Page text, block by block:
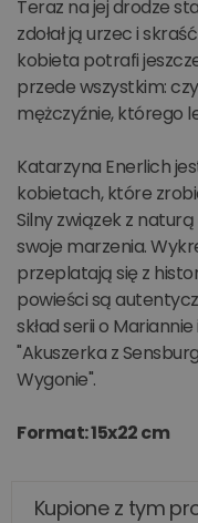
Teraz na jej drodze
zdołał ją urzec i
kobieta potrafi
przede wszystkim:
mężczyźnie, którego
Katarzyna Enerlich
kobietach, które
Silny związek z
swoje marzenia.
przeplatają się z
powieści są
skład serii o
"Akuszerka z
Wygonie".
Format: 15x22 cm
Kupione z tym